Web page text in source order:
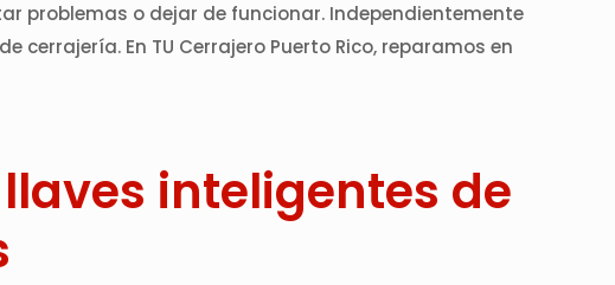
problemas o dejar de funcionar. Independientemente
En TU Cerrajero Puerto Rico, reparamos en
inteligentes de